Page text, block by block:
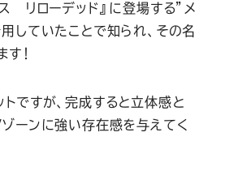
リローデッド』に登場する”メ
していたことで知られ、その名
！
ですが、完成すると立体感と
ゾーンに強い存在感を与えてく